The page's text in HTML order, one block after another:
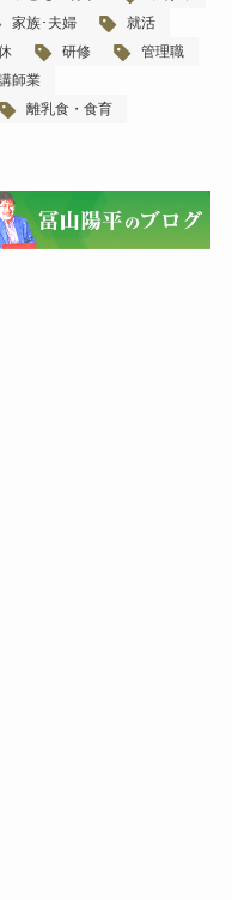
家族･夫婦
就活
研修
管理職
師業
離乳食・食育